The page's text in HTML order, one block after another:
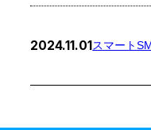
2024.11.01スマート